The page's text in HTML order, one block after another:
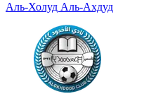
Аль-Холуд Аль-Ахдуд